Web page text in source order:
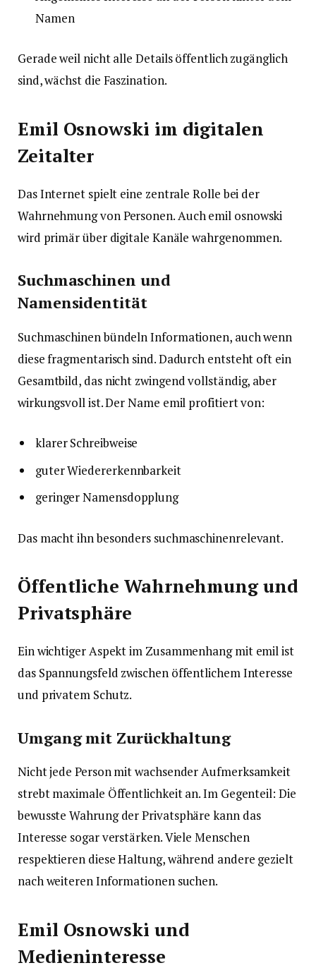
Namen
Gerade weil nicht alle Details öffentlich zugänglich
sind, wächst die Faszination.
Emil Osnowski im digitalen
Zeitalter
Das Internet spielt eine zentrale Rolle bei der
Wahrnehmung von Personen. Auch emil osnowski
wird primär über digitale Kanäle wahrgenommen.
Suchmaschinen und
Namensidentität
Suchmaschinen bündeln Informationen, auch wenn
diese fragmentarisch sind. Dadurch entsteht oft ein
Gesamtbild, das nicht zwingend vollständig, aber
wirkungsvoll ist. Der Name emil profitiert von:
klarer Schreibweise
guter Wiedererkennbarkeit
geringer Namensdopplung
Das macht ihn besonders suchmaschinenrelevant.
Öffentliche Wahrnehmung und
Privatsphäre
Ein wichtiger Aspekt im Zusammenhang mit emil ist
das Spannungsfeld zwischen öffentlichem Interesse
und privatem Schutz.
Umgang mit Zurückhaltung
Nicht jede Person mit wachsender Aufmerksamkeit
strebt maximale Öffentlichkeit an. Im Gegenteil: Die
bewusste Wahrung der Privatsphäre kann das
Interesse sogar verstärken. Viele Menschen
respektieren diese Haltung, während andere gezielt
nach weiteren Informationen suchen.
Emil Osnowski und
Medieninteresse